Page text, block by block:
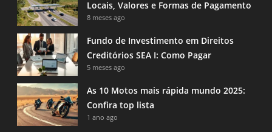
Locais, Valores e Formas de Pagamento
8 meses ago
Fundo de Investimento em Direitos
Creditórios SEA I: Como Pagar
5 meses ago
As 10 Motos mais rápida mundo 2025:
Confira top lista
1 ano ago